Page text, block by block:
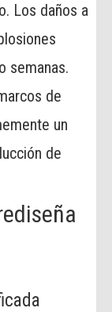
Los daños a
semanas.
de
un
de